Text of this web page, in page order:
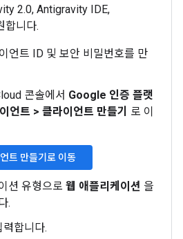
2.0, Antigravity IDE,
합니다.
언트 ID 및 보안 비밀번호를 만
콘솔에서 Google 인증 플랫
언트 > 클라이언트 만들기
로 이
트 만들기로 이동
션 유형으로 웹 애플리케이션 을
.
력합니다.